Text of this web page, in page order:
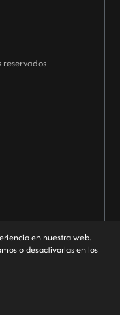
en nuestra web.
o desactivarlas en los